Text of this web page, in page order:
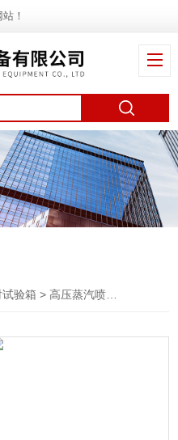
！
验箱 >高压蒸汽喷射（汽车涂层）